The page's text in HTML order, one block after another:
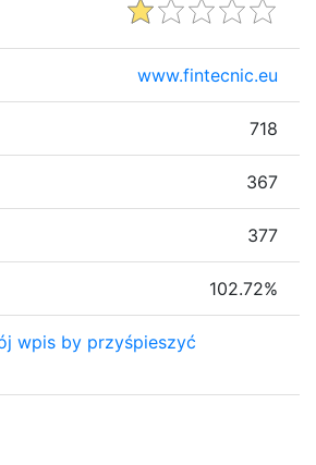
www.fintecnic.eu
718
367
377
102.72%
wpis by przyśpieszyć